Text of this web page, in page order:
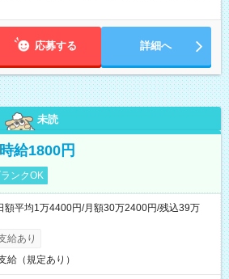
応募する 詳細へ
未読
給1800円
ンクOK
平均1万4400円/月額30万2400円/残込39万
給あり
給（規定あり）